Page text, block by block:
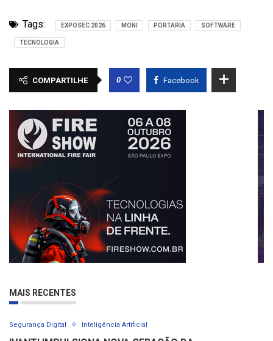
Tags: EXPOSEC 2026 MONI PORTARIA SOFTWARE
TECNOLOGIA
COMPARTILHE 0 Facebook
MAIS RECENTES
Segurança Digital Inteligência Artificial